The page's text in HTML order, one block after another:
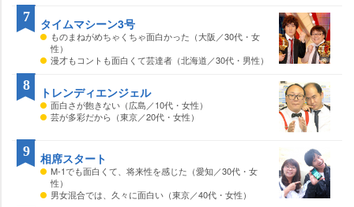
タイムマシーン3号
ものまねがめちゃくちゃ面白かった（大阪／30代・女
性）
漫才もコントも面白くて芸達者（北海道／30代・男性）
7
トレンディエンジェル
面白さが飽きない（広島／10代・女性）
芸が多彩だから（東京／20代・女性）
8
相席スタート
M-1でも面白くて、将来性を感じた（愛知／30代・女
性）
男女混合では、久々に面白い（東京／40代・女性）
9